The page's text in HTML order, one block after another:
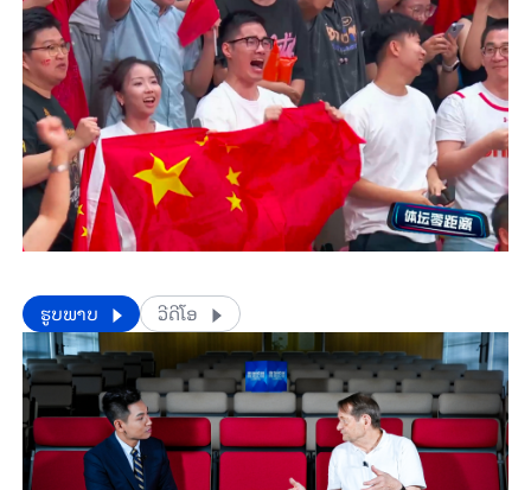
​​ຮູບພາບ ວີດີໂອ